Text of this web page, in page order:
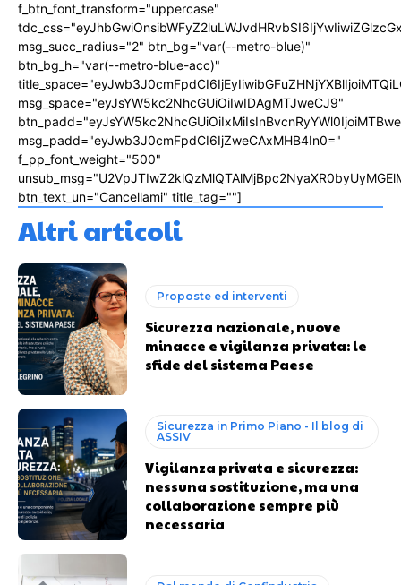
f_btn_font_transform="uppercase"
msg_succ_radius="2" btn_bg="var(--metro-blue)"
btn_bg_h="var(--metro-blue-acc)"
msg_space="eyJsYW5kc2NhcGUiOiIwIDAgMTJweCJ9"
msg_padd="eyJwb3J0cmFpdCI6IjZweCAxMHB4In0="
f_pp_font_weight="500"
btn_text_un="Cancellami" title_tag=""]
Altri articoli
Proposte ed interventi
Sicurezza nazionale, nuove
minacce e vigilanza privata: le
sfide del sistema Paese
Sicurezza in Primo Piano - Il blog di
ASSIV
Vigilanza privata e sicurezza:
nessuna sostituzione, ma una
collaborazione sempre più
necessaria